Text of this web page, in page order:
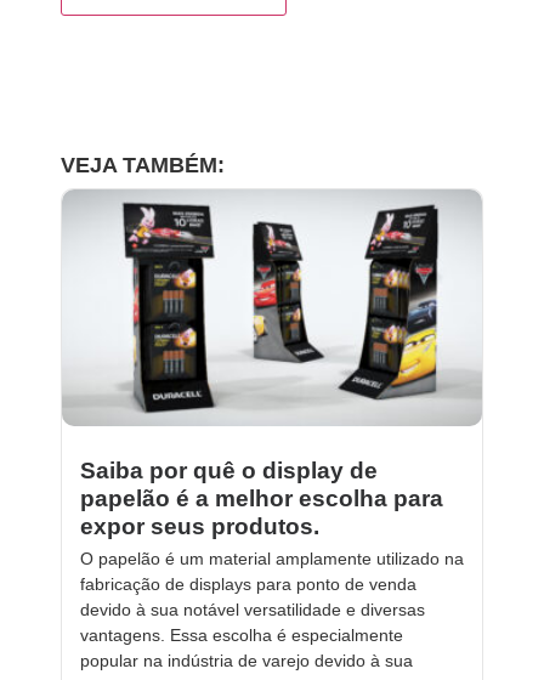
VEJA TAMBÉM:
Saiba por quê o display de
papelão é a melhor escolha para
expor seus produtos.
O papelão é um material amplamente utilizado na
fabricação de displays para ponto de venda
devido à sua notável versatilidade e diversas
vantagens. Essa escolha é especialmente
popular na indústria de varejo devido à sua